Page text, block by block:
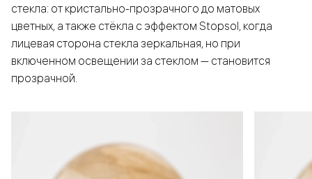
стекла: от кристально-прозрачного до матовых
цветных, а также стёкла с эффектом Stopsol, когда
лицевая сторона стекла зеркальная, но при
включенном освещении за стеклом — становится
прозрачной.